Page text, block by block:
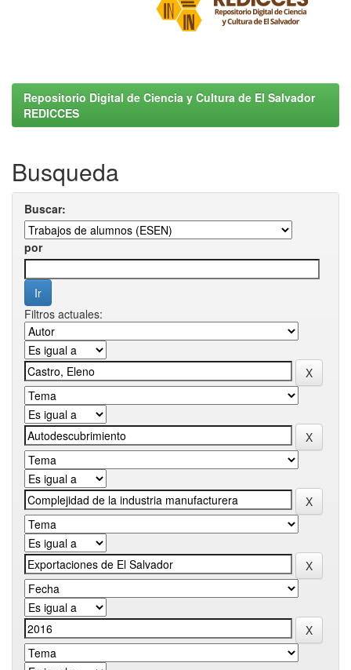
Repositorio Digital de Ciencia y Cultura de El Salvador
REDICCES
Busqueda
Buscar:
por
Filtros actuales: